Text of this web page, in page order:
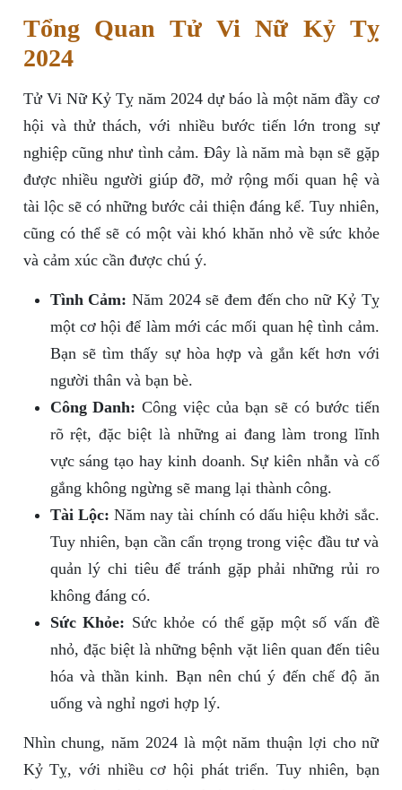
Tổng Quan Tử Vi Nữ Kỷ Tỵ
2024
Tử Vi Nữ Kỷ Tỵ năm 2024 dự báo là một năm đầy cơ
hội và thử thách, với nhiều bước tiến lớn trong sự
nghiệp cũng như tình cảm. Đây là năm mà bạn sẽ gặp
được nhiều người giúp đỡ, mở rộng mối quan hệ và
tài lộc sẽ có những bước cải thiện đáng kể. Tuy nhiên,
cũng có thể sẽ có một vài khó khăn nhỏ về sức khỏe
và cảm xúc cần được chú ý.
Tình Cảm: Năm 2024 sẽ đem đến cho nữ Kỷ Tỵ
một cơ hội để làm mới các mối quan hệ tình cảm.
Bạn sẽ tìm thấy sự hòa hợp và gắn kết hơn với
người thân và bạn bè.
Công Danh: Công việc của bạn sẽ có bước tiến
rõ rệt, đặc biệt là những ai đang làm trong lĩnh
vực sáng tạo hay kinh doanh. Sự kiên nhẫn và cố
gắng không ngừng sẽ mang lại thành công.
Tài Lộc: Năm nay tài chính có dấu hiệu khởi sắc.
Tuy nhiên, bạn cần cẩn trọng trong việc đầu tư và
quản lý chi tiêu để tránh gặp phải những rủi ro
không đáng có.
Sức Khỏe: Sức khỏe có thể gặp một số vấn đề
nhỏ, đặc biệt là những bệnh vặt liên quan đến tiêu
hóa và thần kinh. Bạn nên chú ý đến chế độ ăn
uống và nghỉ ngơi hợp lý.
Nhìn chung, năm 2024 là một năm thuận lợi cho nữ
Kỷ Tỵ, với nhiều cơ hội phát triển. Tuy nhiên, bạn